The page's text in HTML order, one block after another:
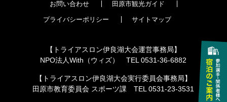
お問い合わせ 田原市観光ガイド
プライバシーポリシー サイトマップ
【トライアスロン伊良湖大会運営事務局】
NPO法人With（ウィズ） TEL 0531-36-6882
【トライアスロン伊良湖大会実行委員会事務局】
田原市教育委員会 スポーツ課 TEL 0531-23-3531